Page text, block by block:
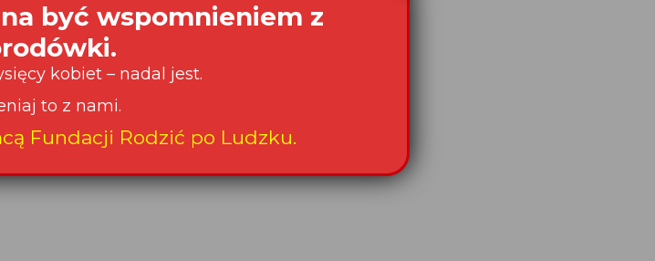
być wspomnieniem z
kobiet – nadal jest.
to z nami.
Fundacji Rodzić po Ludzku.